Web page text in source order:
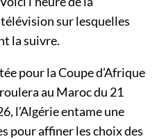
sur lesquelles
la suivre.
pour la Coupe d’Afrique
au Maroc du 21
l’Algérie entame une
pour affiner les choix des